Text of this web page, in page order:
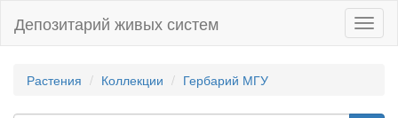
Депозитарий живых систем
Растения Коллекции Гербарий МГУ